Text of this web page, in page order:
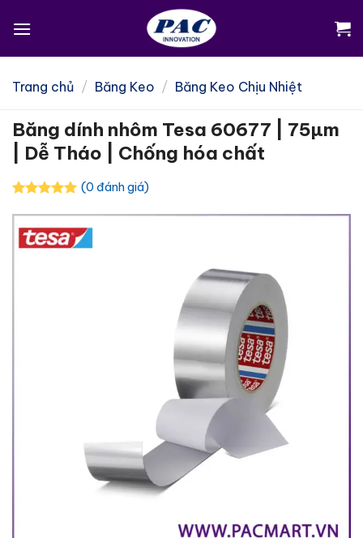
Trang chủ / Băng Keo / Băng Keo Chịu Nhiệt
Băng dính nhôm Tesa 60677 | 75µm
| Dễ Tháo | Chống hóa chất
(0 đánh giá)